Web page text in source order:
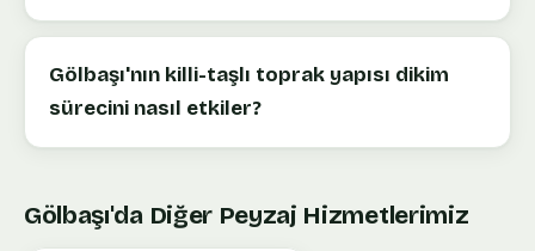
Gölbaşı'nın killi-taşlı toprak yapısı dikim
sürecini nasıl etkiler?
Gölbaşı'da Diğer Peyzaj Hizmetlerimiz